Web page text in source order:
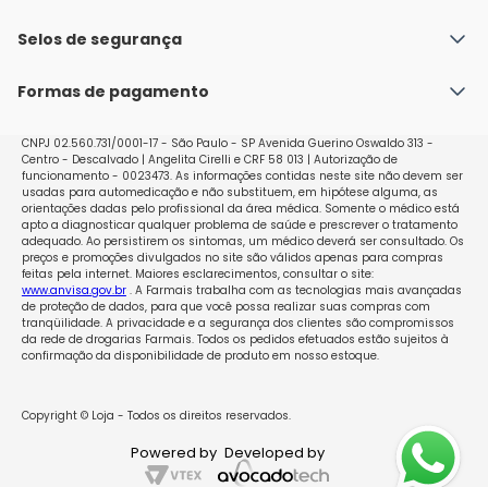
Nossas lojas
Política de Envio
Políticas de Trocas e Devoluções
Selos de segurança
Formas de pagamento
CNPJ 02.560.731/0001-17 - São Paulo - SP Avenida Guerino Oswaldo 313 -
Centro - Descalvado | Angelita Cirelli e CRF 58 013 | Autorização de
funcionamento - 0023473. As informações contidas neste site não devem ser
usadas para automedicação e não substituem, em hipótese alguma, as
orientações dadas pelo profissional da área médica. Somente o médico está
apto a diagnosticar qualquer problema de saúde e prescrever o tratamento
adequado. Ao persistirem os sintomas, um médico deverá ser consultado. Os
preços e promoções divulgados no site são válidos apenas para compras
feitas pela internet. Maiores esclarecimentos, consultar o site:
www.anvisa.gov.br. A Farmais trabalha com as tecnologias mais avançadas
de proteção de dados, para que você possa realizar suas compras com
tranqüilidade. A privacidade e a segurança dos clientes são compromissos
da rede de drogarias Farmais. Todos os pedidos efetuados estão sujeitos à
confirmação da disponibilidade de produto em nosso estoque.
Copyright © Loja - Todos os direitos reservados.
Powered by Developed by